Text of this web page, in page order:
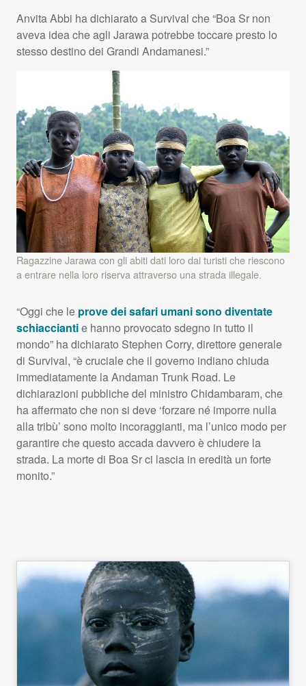
Anvita Abbi ha dichiarato a Survival che “Boa Sr non
aveva idea che agli Jarawa potrebbe toccare presto lo
stesso destino dei Grandi Andamanesi.”
Ragazzine Jarawa con gli abiti dati loro dai turisti che riescono
a entrare nella loro riserva attraverso una strada illegale.
“Oggi che le prove dei safari umani sono diventate
schiacciantie hanno provocato sdegno in tutto il
mondo” ha dichiarato Stephen Corry, direttore generale
di Survival, “è cruciale che il governo indiano chiuda
immediatamente la Andaman Trunk Road. Le
dichiarazioni pubbliche del ministro Chidambaram, che
ha affermato che non si deve ‘forzare né imporre nulla
alla tribù’ sono molto incoraggianti, ma l’unico modo per
garantire che questo accada davvero è chiudere la
strada. La morte di Boa Sr ci lascia in eredità un forte
monito.”